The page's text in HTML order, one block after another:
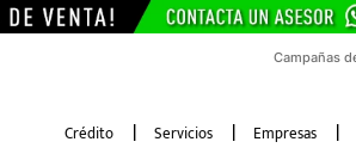
Campañas
Crédito Servicios Empresas